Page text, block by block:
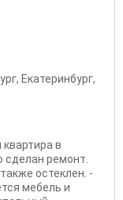
, Екатеринбург,
в
сделан ремонт.
остеклен. -
мебель и